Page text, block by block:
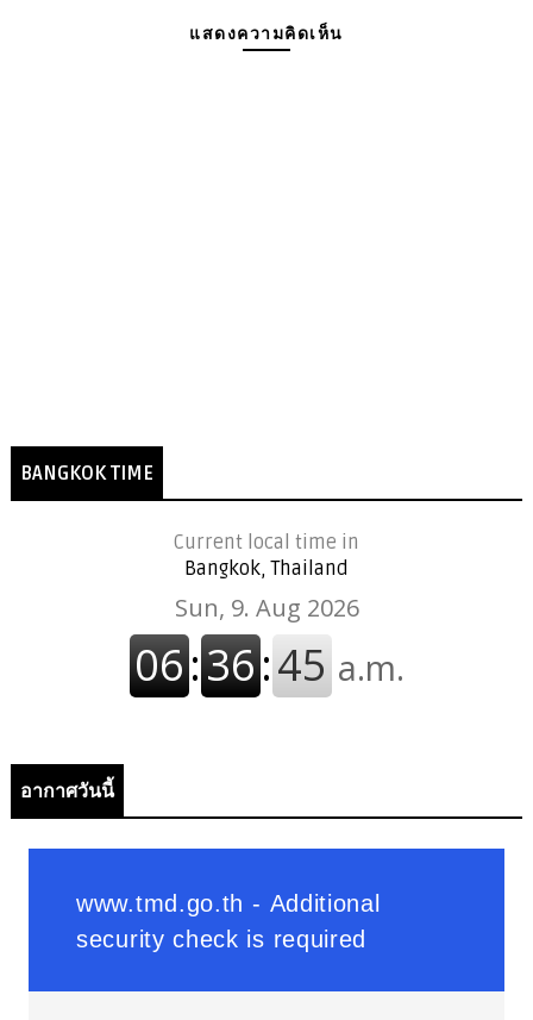
แสดงความคิดเห็น
BANGKOK TIME
Current local time in
Bangkok, Thailand
อากาศวันนี้